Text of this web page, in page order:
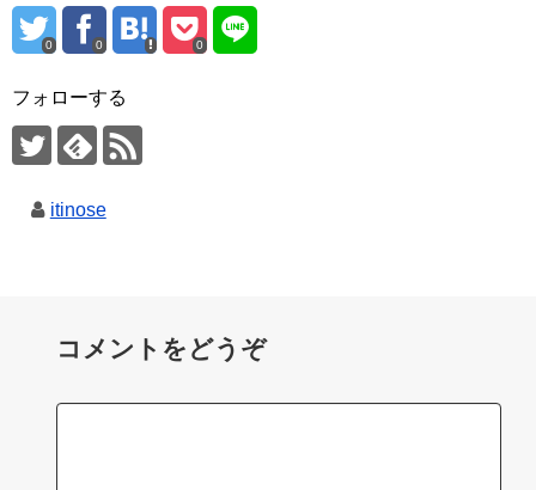
0 0 0
フォローする
itinose
コメントをどうぞ